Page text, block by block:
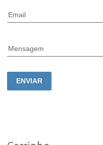
Email
Mensagem
ENVIAR